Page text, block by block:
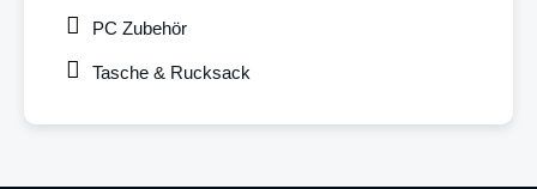
PC Zubehör
Tasche & Rucksack